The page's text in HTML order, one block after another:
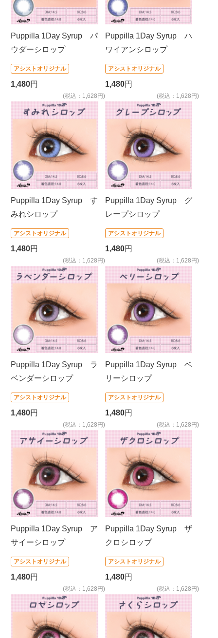
Puppilla 1Day Syrup パ
ウダーシロップ
アシストオリジナル
1,480円
(税込：1,628円)
Puppilla 1Day Syrup ハ
ワイアンシロップ
アシストオリジナル
1,480円
(税込：1,628円)
Puppilla 1Day Syrup す
みれシロップ
アシストオリジナル
1,480円
(税込：1,628円)
Puppilla 1Day Syrup グ
レープシロップ
アシストオリジナル
1,480円
(税込：1,628円)
Puppilla 1Day Syrup ラ
ベンダーシロップ
アシストオリジナル
1,480円
(税込：1,628円)
Puppilla 1Day Syrup ベ
リーシロップ
アシストオリジナル
1,480円
(税込：1,628円)
Puppilla 1Day Syrup ア
サイーシロップ
アシストオリジナル
1,480円
(税込：1,628円)
Puppilla 1Day Syrup ザ
クロシロップ
アシストオリジナル
1,480円
(税込：1,628円)